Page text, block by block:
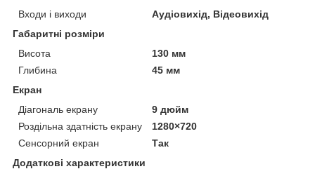
Входи і виходи
Аудіовихід, Відеовихід
Габаритні розміри
Висота
130 мм
Глибина
45 мм
Екран
Діагональ екрану
9 дюйм
Роздільна здатність екрану
1280×720
Сенсорний екран
Так
Додаткові характеристики